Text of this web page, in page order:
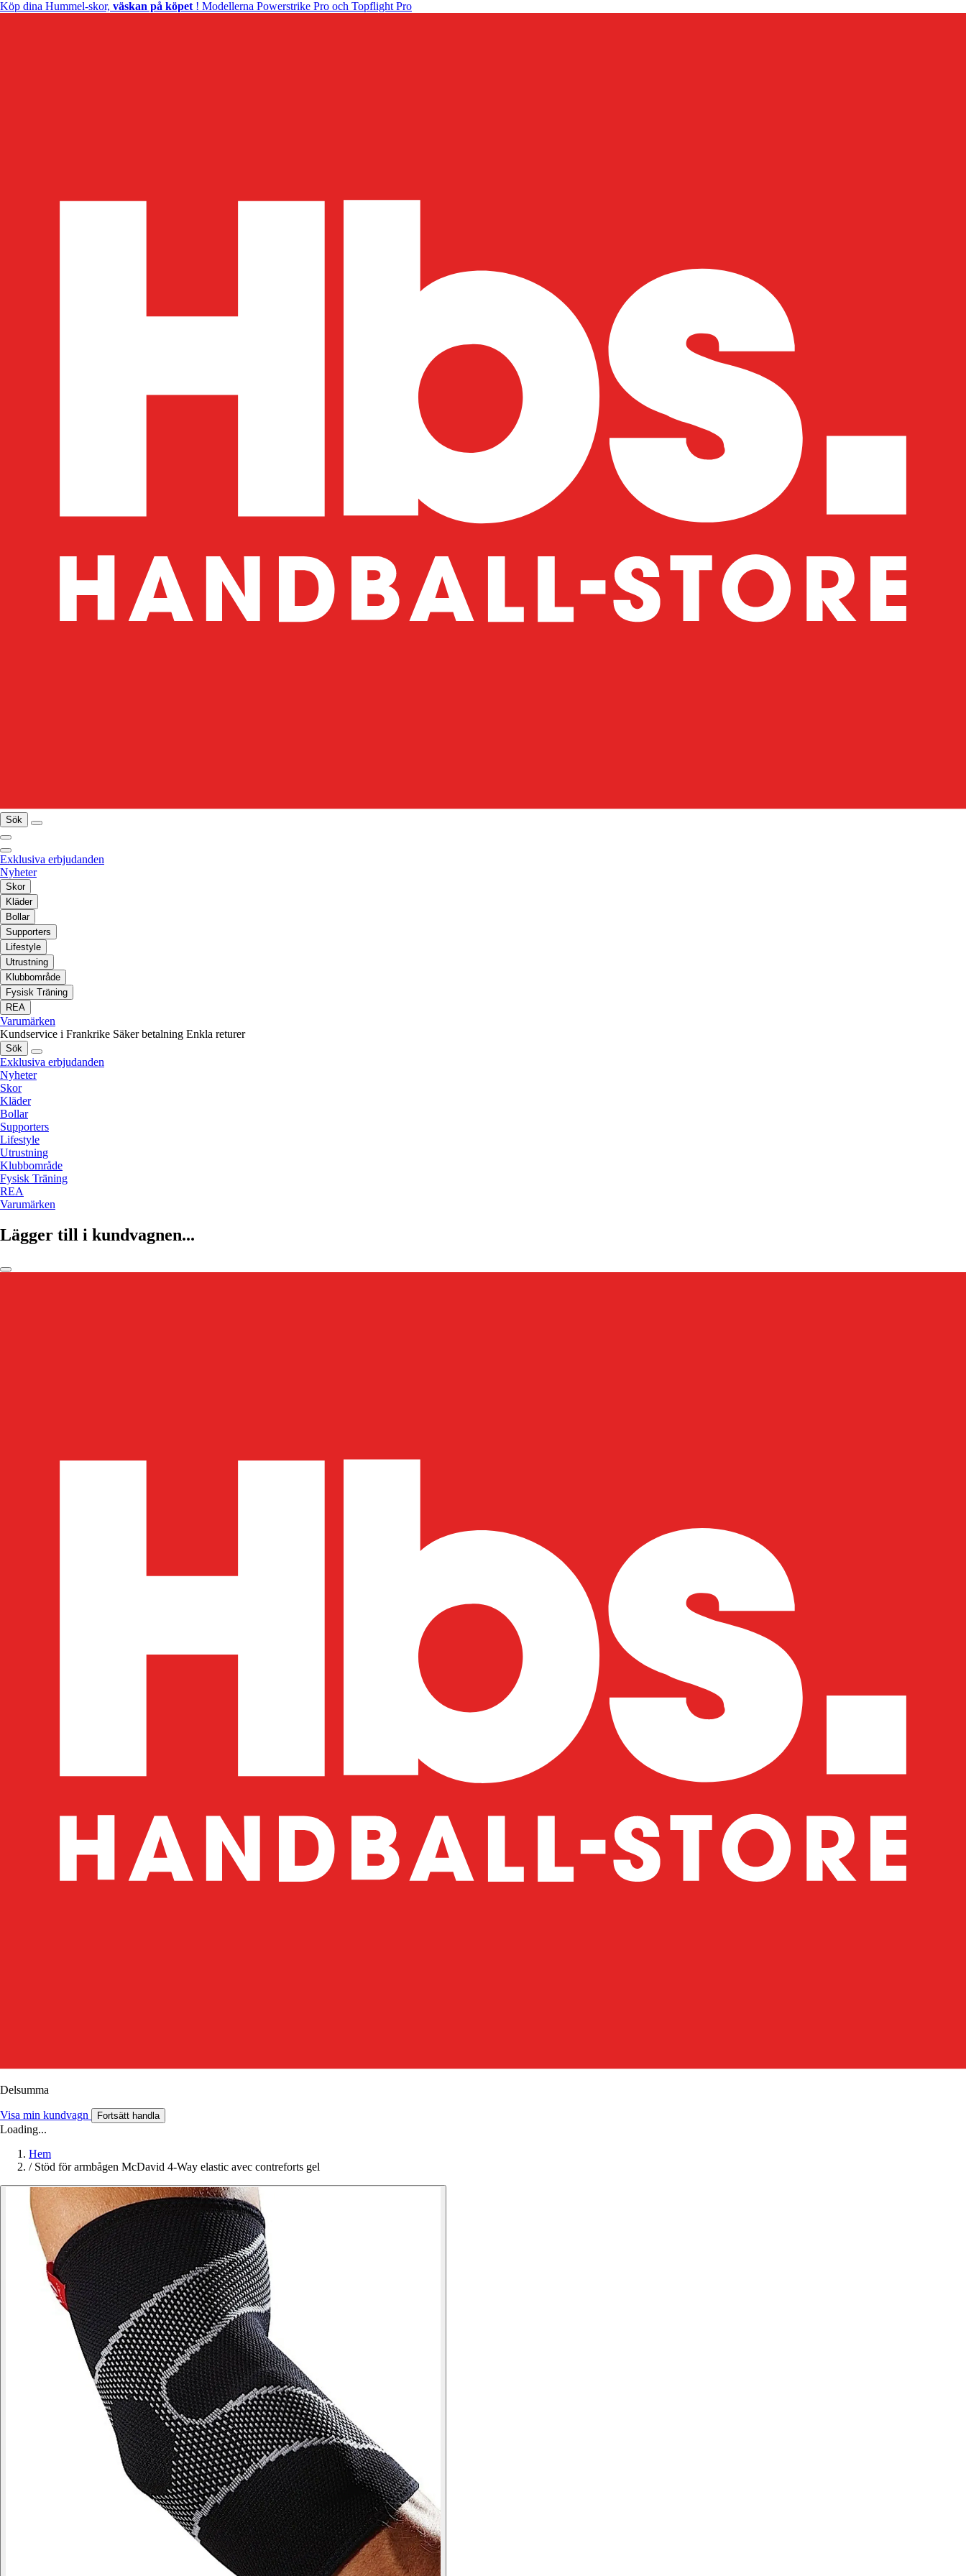
Köp dina Hummel-skor, väskan på köpet ! Modellerna Powerstrike Pro och Topflight Pro
Sök
Exklusiva erbjudanden
Nyheter
Skor
Kläder
Bollar
Supporters
Lifestyle
Utrustning
Klubbområde
Fysisk Träning
REA
Varumärken
Kundservice i Frankrike Säker betalning Enkla returer
Sök
Exklusiva erbjudanden
Nyheter
Skor
Kläder
Bollar
Supporters
Lifestyle
Utrustning
Klubbområde
Fysisk Träning
REA
Varumärken
Lägger till i kundvagnen...
Delsumma
Visa min kundvagn Fortsätt handla
Loading...
Hem
/ Stöd för armbågen McDavid 4-Way elastic avec contreforts gel